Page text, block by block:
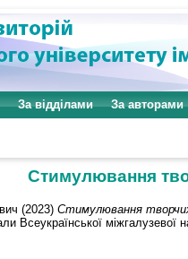
За відділами За авторами
Стимулювання
(2023) Стимулювання творчих
Всеукраїнської